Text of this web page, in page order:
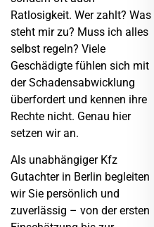
Ratlosigkeit. Wer zahlt? Was
steht mir zu? Muss ich alles
selbst regeln? Viele
Geschädigte fühlen sich mit
der Schadensabwicklung
überfordert und kennen ihre
Rechte nicht. Genau hier
setzen wir an.
Als unabhängiger Kfz
Gutachter in Berlin begleiten
wir Sie persönlich und
zuverlässig – von der ersten